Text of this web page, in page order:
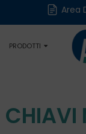
Area
PRODOTTI
Digitali
CHIAVI